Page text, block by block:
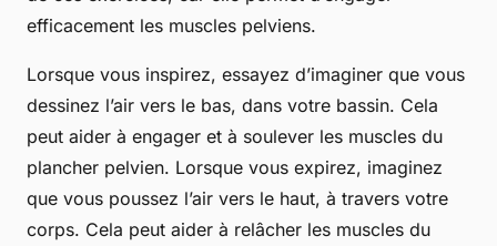
efficacement les muscles pelviens.
Lorsque vous inspirez, essayez d’imaginer que vous
dessinez l’air vers le bas, dans votre bassin. Cela
peut aider à engager et à soulever les muscles du
plancher pelvien. Lorsque vous expirez, imaginez
que vous poussez l’air vers le haut, à travers votre
corps. Cela peut aider à relâcher les muscles du